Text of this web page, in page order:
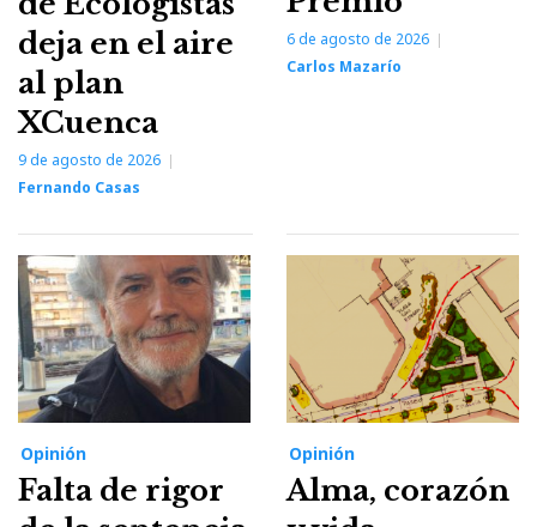
deja en el aire
al plan
XCuenca
9 de agosto de 2026
Fernando Casas
6 de agosto de 2026
Carlos Mazarío
Opinión
Falta de rigor
Opinión
Alma, corazón